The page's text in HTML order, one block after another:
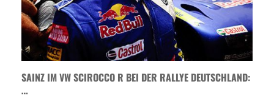
SAINZ IM VW SCIROCCO R BEI DER RALLYE DEUTSCHLAND:
…